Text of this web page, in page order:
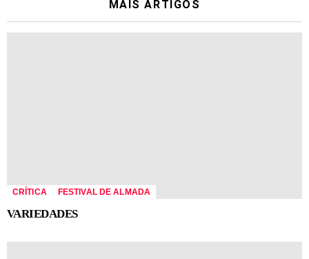
MÁIS ARTIGOS
CRÍTICA FESTIVAL DE ALMADA
VARIEDADES